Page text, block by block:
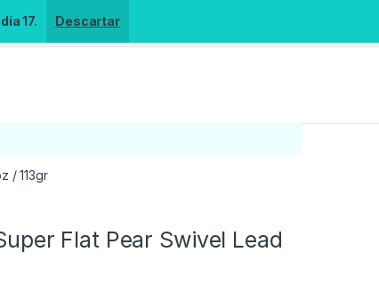
17. Descartar
/ 113gr
Flat Pear Swivel Lead